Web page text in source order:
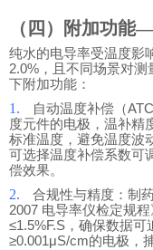
（四） 附加功能
纯水的电导率受温度影
2.0%，且不同场景对
下附加功能：
1.
自动温度补偿（
度元件的电极，温补
标准温度，避免温度波
可选择温度补偿系数可
偿效果。
2.
合规性与精度：制
2007 电导率仪检定规
≤1.5%F.S，确保数据
≥0.001μS/cm的电极，